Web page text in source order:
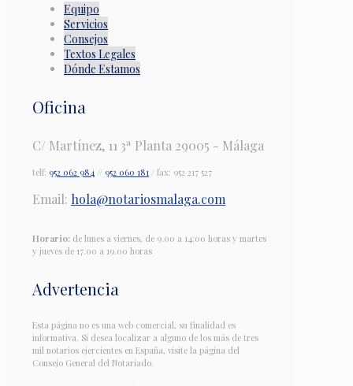
Equipo
Servicios
Consejos
Textos Legales
Dónde Estamos
Oficina
C/ Martínez, 11 3ª Planta 29005 - Málaga
telf: 952 062 984 // 952 060 181 / fax: 952 217 527
Email: hola@notariosmalaga.com
Horario: de lunes a viernes, de 9.00 a 14:00 horas y martes
y jueves de 17.00 a 19.00 horas
Advertencia
Esta página no es una web comercial, su finalidad es
informativa. Si desea localizar a alguno de los más de tres
mil notarios ejercientes en España, visite la página del
Consejo General del Notariado.